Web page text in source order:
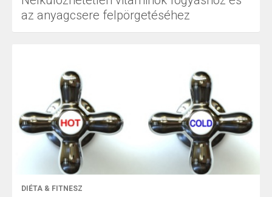
az anyagcsere felpörgetéséhez
DIÉTA & FITNESZ